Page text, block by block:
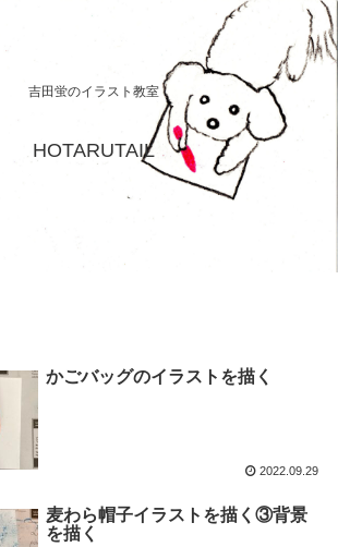
吉田蛍のイラスト教室
HOTARUTAIL
かごバッグのイラストを描く
2022.09.29
麦わら帽子イラストを描く③背景
を描く